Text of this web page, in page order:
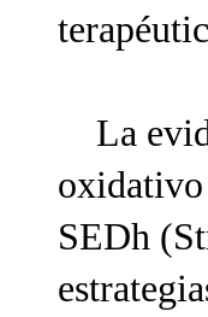
La
SEDh